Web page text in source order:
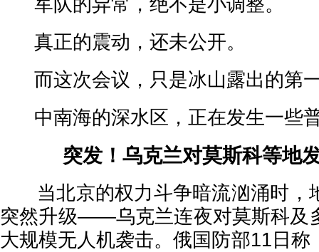
军队的异常，绝不是小调整。
真正的震动，还未公开。
而这次会议，只是冰山露出的第
中南海的深水区，正在发生一些
突发！乌克兰对莫斯科等地
当北京的权力斗争暗流汹涌时，
突然升级——乌克兰连夜对莫斯科及
大规模无人机袭击。俄国防部11日称